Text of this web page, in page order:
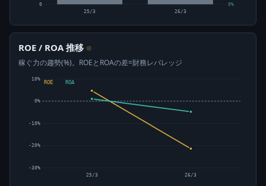
0 0%
25/3 26/3
ROE / ROA 推移 ⊙
稼ぐ力の趨勢(%)。ROEとROAの差=財務レバレッジ
-30%
-20%
-10%
0%
10%
ROE ROA
25/3 26/3